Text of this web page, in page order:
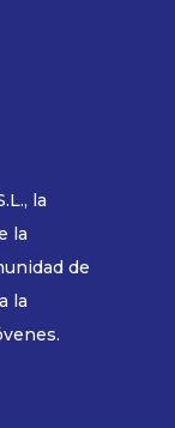
la
la
de
la